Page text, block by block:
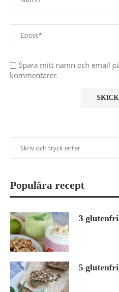
Spara mitt namn och email
kommentarer.
Populära recept
3
5